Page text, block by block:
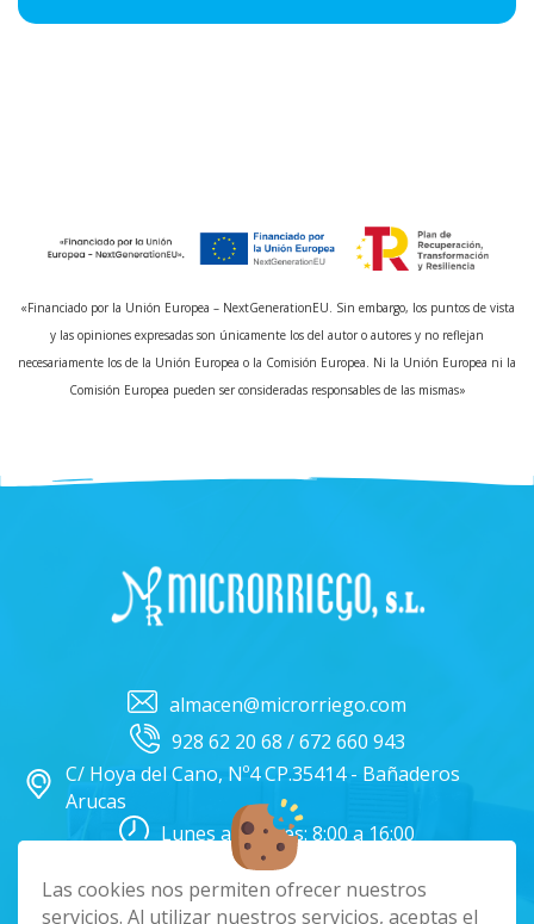
Las cookies nos permiten ofrecer nuestros
servicios. Al utilizar nuestros servicios, aceptas el
«Financiado por la Unión Europea – NextGenerationEU. Sin embargo, los puntos de vista
y las opiniones expresadas son únicamente los del autor o autores y no reflejan
necesariamente los de la Unión Europea o la Comisión Europea. Ni la Unión Europea ni la
Comisión Europea pueden ser consideradas responsables de las mismas»
almacen@microrriego.com
928 62 20 68 / 672 660 943
C/ Hoya del Cano, Nº4 CP.35414 - Bañaderos
Arucas
Lunes a Viernes: 8:00 a 16:00
Facebook